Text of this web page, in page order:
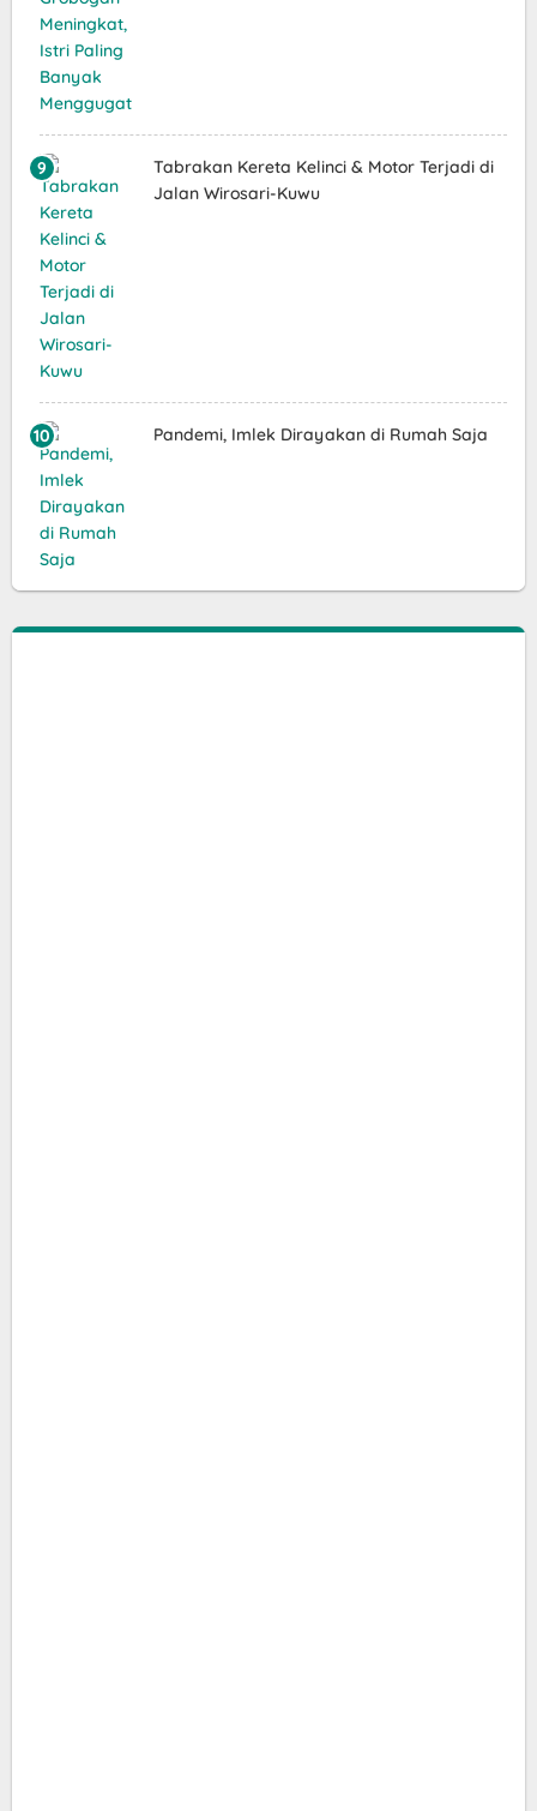
Tabrakan Kereta Kelinci & Motor Terjadi di
Jalan Wirosari-Kuwu
Pandemi, Imlek Dirayakan di Rumah Saja